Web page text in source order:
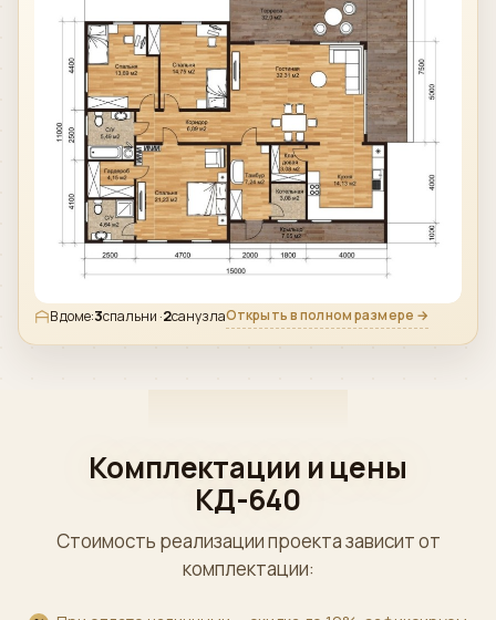
В доме:3спальни ·2санузлаОткрыть в полном размере →
Комплектации и цены
КД-640
Стоимость реализации проекта зависит от
комплектации: